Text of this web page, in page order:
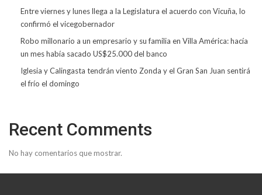
Entre viernes y lunes llega a la Legislatura el acuerdo con Vicuña, lo
confirmó el vicegobernador
Robo millonario a un empresario y su familia en Villa América: hacía
un mes había sacado US$25.000 del banco
Iglesia y Calingasta tendrán viento Zonda y el Gran San Juan sentirá
el frío el domingo
Recent Comments
No hay comentarios que mostrar.